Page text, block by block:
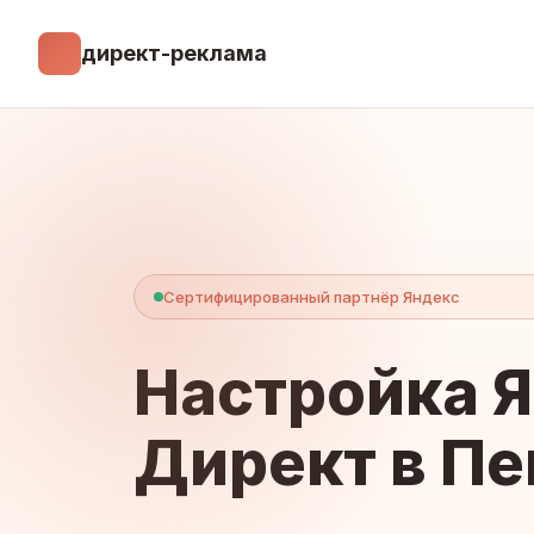
директ-реклама
Сертифицированный партнёр Яндекс
Настройка
Директ в